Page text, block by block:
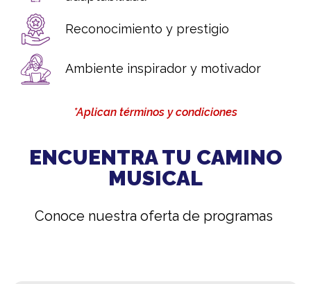
Reconocimiento y prestigio
Ambiente inspirador y motivador
*Aplican términos y condiciones
ENCUENTRA TU CAMINO
MUSICAL
Conoce nuestra oferta de programas